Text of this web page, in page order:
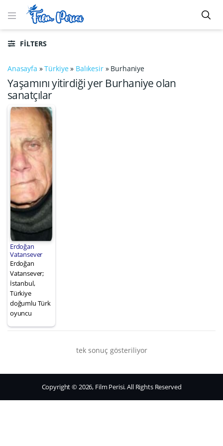
FILTERS
Anasayfa »Türkiye» Balıkesir» Burhaniye
Yaşamını yitirdiği yer Burhaniye olan
sanatçılar
Erdoğan
Vatansever
Erdoğan
Vatansever;
İstanbul,
Türkiye
doğumlu Türk
oyuncu
tek sonuç gösteriliyor
Copyright © 2026, Film Perisi. All Rights Reserved